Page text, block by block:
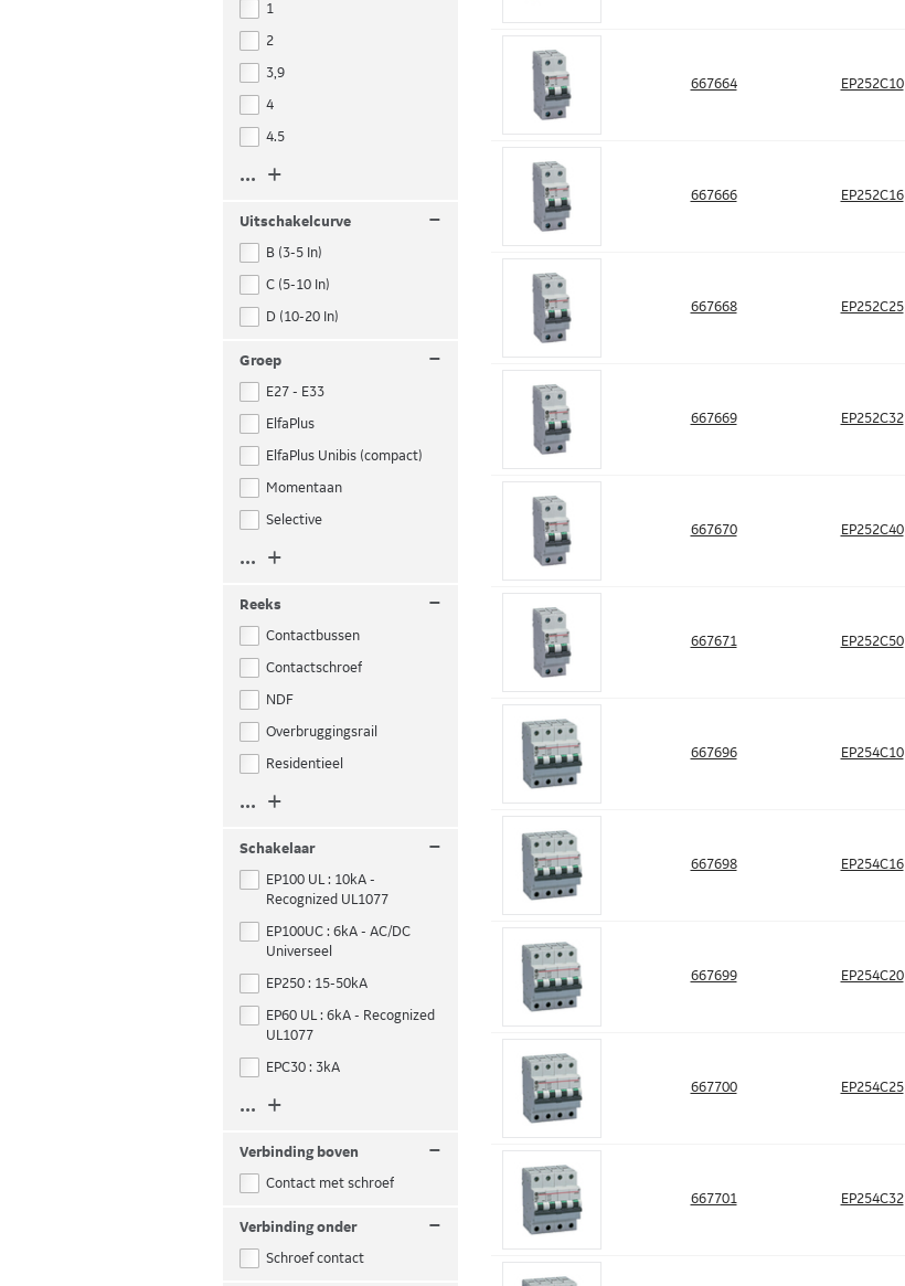
667664 EP252C10
667666 EP252C16
667668 EP252C25
667669 EP252C32
667670 EP252C40
667671 EP252C50
667696 EP254C10
667698 EP254C16
667699 EP254C20
667700 EP254C25
667701 EP254C32
1
2
3,9
4
4.5
... +
Uitschakelcurve –
B (3-5 In)
C (5-10 In)
D (10-20 In)
Groep –
E27 - E33
ElfaPlus
ElfaPlus Unibis (compact)
Momentaan
Selective
... +
Reeks –
Contactbussen
Contactschroef
NDF
Overbruggingsrail
Residentieel
... +
Schakelaar –
EP100 UL : 10kA -
Recognized UL1077
EP100UC : 6kA - AC/DC
Universeel
EP250 : 15-50kA
EP60 UL : 6kA - Recognized
UL1077
EPC30 : 3kA
... +
Verbinding boven –
Contact met schroef
Verbinding onder –
Schroef contact